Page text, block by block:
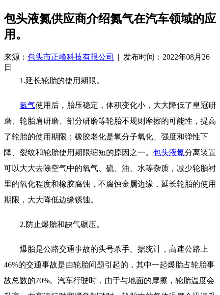
包头液氮供应商介绍氮气在汽车领域的应
用。
来源： 包头市正峰科技有限公司
| 发布时间：2022年08月26
日
1.延长轮胎的使用期限。
氮气使用后，胎压稳定，体积变化小，大大降低了皇冠研
磨、轮胎肩研磨、部分研磨等轮胎不规则摩擦的可能性，提高
了轮胎的使用期限；橡胶老化是氧分子氧化、强度和弹性下
降、裂纹和轮胎使用期限缩短的原因之一。 包头液氮分离装置
可以大大去除空气中的氧气、硫、油、水等杂质，减少轮胎衬
里的氧化程度和橡胶腐蚀，不腐蚀金属边缘，延长轮胎的使用
期限，大大降低边缘锈蚀。
2.防止爆胎和缺气碾压。
爆胎是公路交通事故的头号杀手。据统计，高速公路上
46%的交通事故是由轮胎问题引起的，其中一起爆胎占轮胎事
故总数的70%。汽车行驶时，由于与地面的摩擦，轮胎温度会